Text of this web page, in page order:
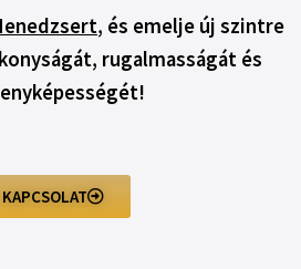
, és emelje új szintre
rugalmasságát és
KAPCSOLAT